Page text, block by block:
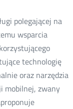
polegającej na
wsparcia
technologię
oraz narzędzia
mobilnej, zwany